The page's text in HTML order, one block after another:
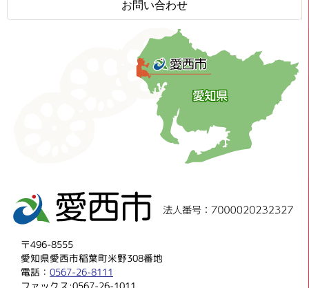
お問い合わせ
〒496-8555
愛知県愛西市稲葉町米野308番地
電話：0567-26-8111